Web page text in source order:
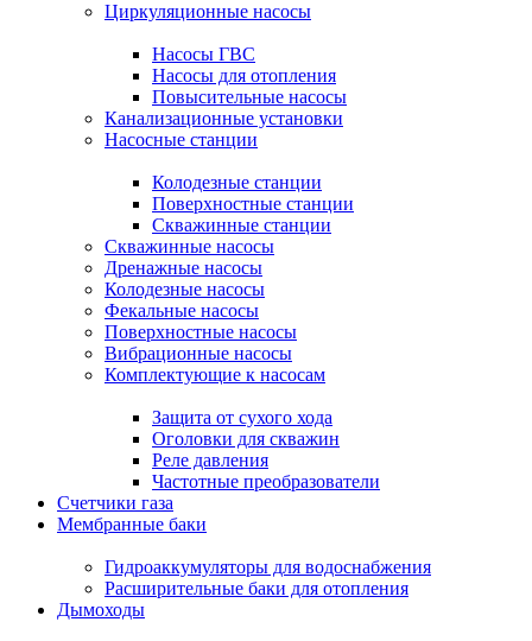
Циркуляционные насосы
Насосы ГВС
Насосы для отопления
Повысительные насосы
Канализационные установки
Насосные станции
Колодезные станции
Поверхностные станции
Скважинные станции
Скважинные насосы
Дренажные насосы
Колодезные насосы
Фекальные насосы
Поверхностные насосы
Вибрационные насосы
Комплектующие к насосам
Защита от сухого хода
Оголовки для скважин
Реле давления
Частотные преобразователи
Счетчики газа
Мембранные баки
Гидроаккумуляторы для водоснабжения
Расширительные баки для отопления
Дымоходы